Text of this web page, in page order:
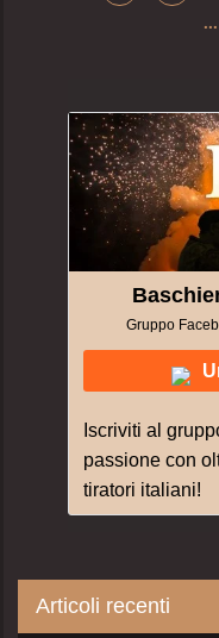
...
Gruppo
Iscriviti al
passione con
tiratori italiani!
Articoli recenti